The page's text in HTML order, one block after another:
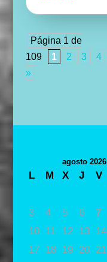
Página 1 de
109
1 2 3 4
»
agosto 2026
L M X J V
3
4 5 6 7
10
11 12 13 14
17
18 19 20 21